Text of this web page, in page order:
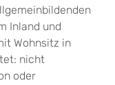
Inland und
Wohnsitz in
nicht
oder